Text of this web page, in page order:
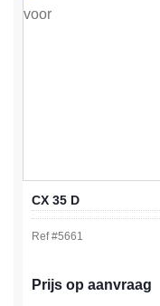
CX 35 D
Ref #5661
Prijs op aanvraag